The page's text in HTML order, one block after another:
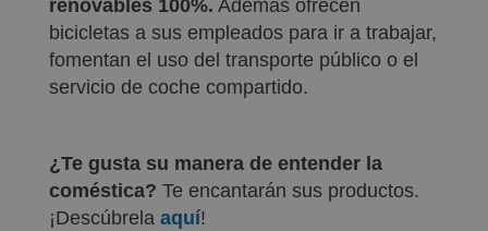
renovables 100%. Además ofrecen
bicicletas a sus empleados para ir a trabajar,
fomentan el uso del transporte público o el
servicio de coche compartido.
¿Te gusta su manera de entender la
coméstica? Te encantarán sus productos.
¡Descúbrela aquí!